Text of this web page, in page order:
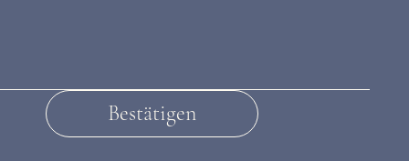
Bestätigen